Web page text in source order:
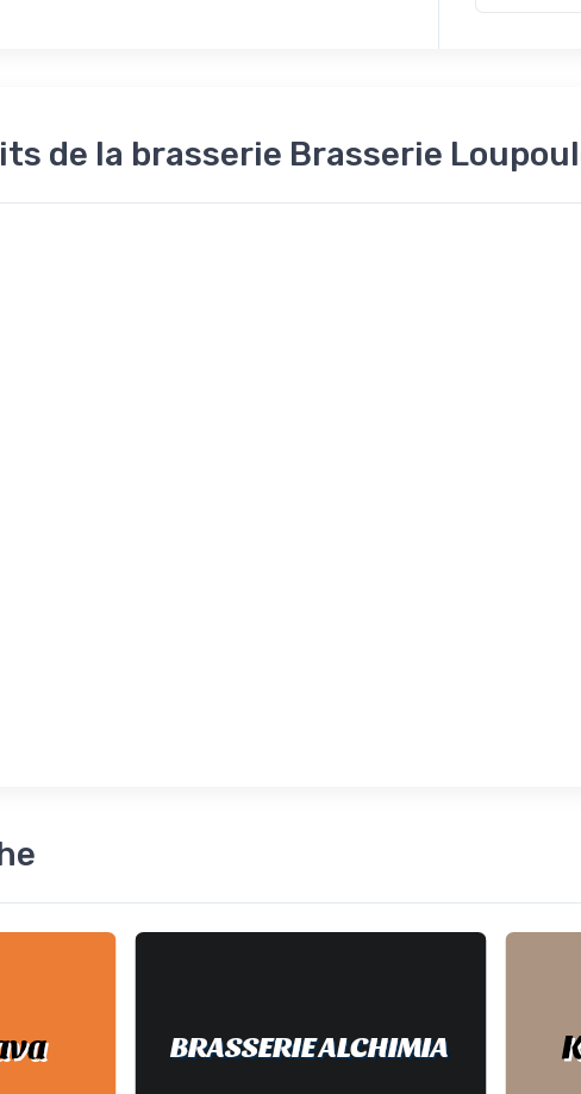
de la brasserie Brasserie
BRASSERIE ALCHIMIA